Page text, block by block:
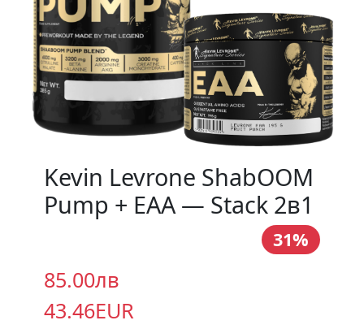
Kevin Levrone ShabOOM
Pump + EAA — Stack 2в1
31%
85.00лв
43.46EUR